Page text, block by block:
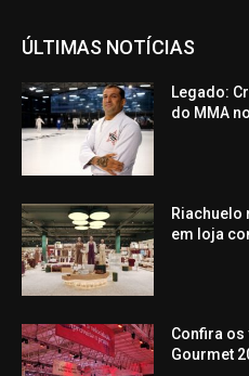
ÚLTIMAS NOTÍCIAS
Legado:
do MMA
Riachuelo
em loja
Confira
Gourmet